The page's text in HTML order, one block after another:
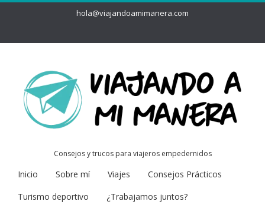
hola@viajandoamimanera.com
Consejos y trucos para viajeros empedernidos
Inicio Sobre mí Viajes
Consejos Prácticos
Turismo deportivo
¿Trabajamos juntos?